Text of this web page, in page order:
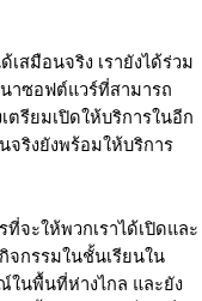
สมือนจริง เรายังได้ร่วม
าซอฟต์แวร์ที่สามารถ
ตรียมเปิดให้บริการในอีก
จริงยังพร้อมให้บริการ
จะให้พวกเราได้เปิดและ
จกรรมในชั้นเรียนใน
ในพื้นที่ห่างไกล และยัง